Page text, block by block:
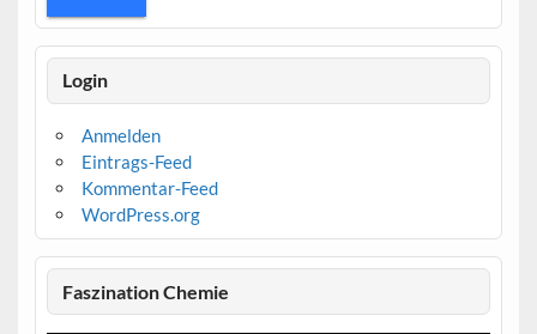
Login
Anmelden
Eintrags-Feed
Kommentar-Feed
WordPress.org
Faszination Chemie